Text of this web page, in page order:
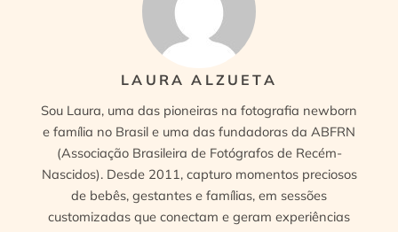
LAURA ALZUETA
Sou Laura, uma das pioneiras na fotografia newborn
e família no Brasil e uma das fundadoras da ABFRN
(Associação Brasileira de Fotógrafos de Recém-
Nascidos). Desde 2011, capturo momentos preciosos
de bebês, gestantes e famílias, em sessões
customizadas que conectam e geram experiências